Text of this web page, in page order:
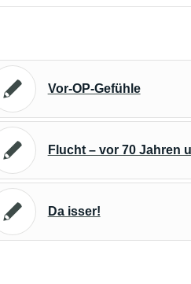
Vor-OP-Gefühle
Flucht – vor 70 Jahren
Da isser!